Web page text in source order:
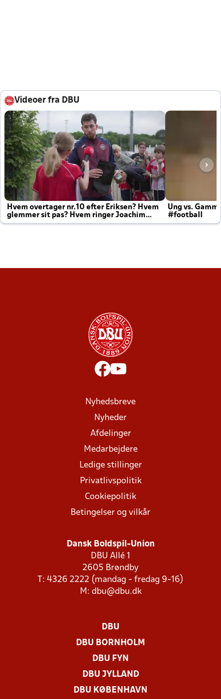
Videoer fra DBU
Hvem overtager nr.10 efter Eriksen? Hvem
glemmer sit pas? Hvem ringer Joachim
altid til efter kampe?
Ung vs.
#football
Nyhedsbreve
Nyheder
Afdelinger
Medarbejdere
Ledige stillinger
Privatlivspolitik
Cookiepolitik
Betingelser og vilkår
Dansk Boldspil-Union
DBU Allé 1
2605 Brøndby
T: 4326 2222 (mandag - fredag 9-16)
M: dbu@dbu.dk
DBU
DBU BORNHOLM
DBU FYN
DBU JYLLAND
DBU KØBENHAVN